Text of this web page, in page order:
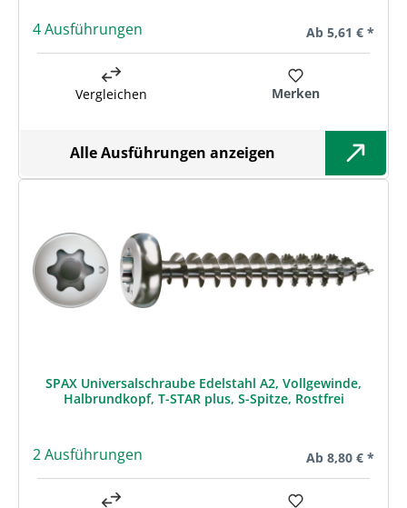
4 Ausführungen Regulärer Preis:
Ab 5,61 € *
Vergleichen Merken
Alle Ausführungen anzeigen
SPAX Universalschraube Edelstahl A2, Vollgewinde,
Halbrundkopf, T-STAR plus, S-Spitze, Rostfrei
2 Ausführungen Regulärer Preis:
Ab 8,80 € *